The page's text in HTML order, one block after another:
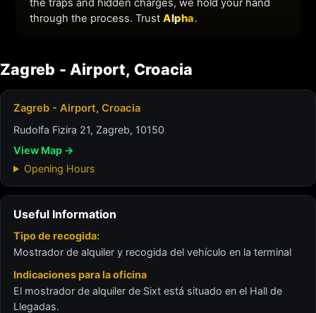
Zagreb - Airport, Croacia
Zagreb - Airport, Croacia
Rudolfa Fizira 21, Zagreb, 10150
View Map →
Opening Hours
Useful Information
Tipo de recogida:
Mostrador de alquiler y recogida del vehículo en la terminal
Indicaciones para la oficina
El mostrador de alquiler de Sixt está situado en el Hall de
Llegadas.